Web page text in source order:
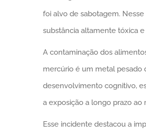
foi alvo de sabotagem.
substância altamente tóxica
A contaminação dos
mercúrio é um metal pesado
desenvolvimento cognitivo,
a exposição a longo prazo
Esse incidente destacou a